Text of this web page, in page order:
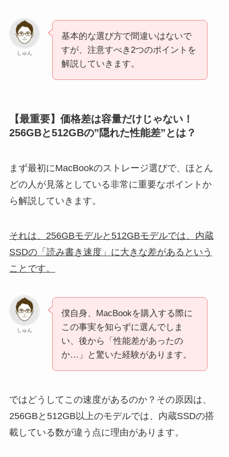
しゅん
基本的な選び方で間違いはないで
すが、注意すべき2つのポイントを
解説していきます。
【最重要】価格差は容量だけじゃない！
256GBと512GBの”隠れた性能差”とは？
まず最初にMacBookのストレージ選びで、ほとん
どの人が見落としている非常に重要なポイントか
ら解説していきます。
それは、256GBモデルと512GBモデルでは、内蔵
SSDの「読み書き速度」に大きな差があるという
ことです。
しゅん
僕自身、MacBookを購入する際に
この事実を知らずに選んでしま
い、後から「性能差があったの
か…」と驚いた経験があります。
ではどうしてこの速度があるのか？その原因は、
256GBと512GB以上のモデルでは、内蔵SSDの搭
載している数が違う点に理由があります。